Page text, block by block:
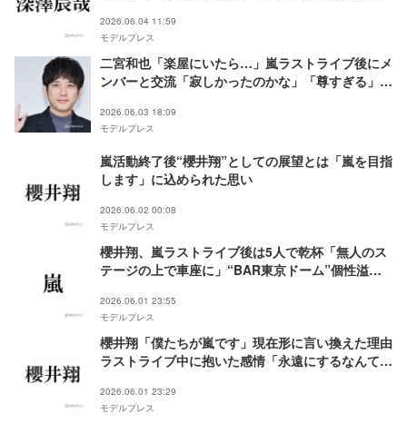
2026.06.04 11:59
モデルプレス
二宮和也「楽屋にいたら…」嵐ラストライブ後にメ
ンバーと交流「寂しかったのかな」「尊すぎる」と
2026.06.03 18:09
モデルプレス
嵐活動終了後“櫻井翔”としての展望とは「嵐を目指
します」に込められた思い
2026.06.02 00:08
モデルプレス
櫻井翔、嵐ラストライブ後は5人で乾杯「無人のス
テージの上で車座に」“BAR東京ドーム”個性溢れ
2026.06.01 23:55
モデルプレス
櫻井翔「僕たちが嵐です」現在形に言い換えた理由
ラストライブ中に抱いた感情「永遠にするなんてい
2026.06.01 23:29
モデルプレス